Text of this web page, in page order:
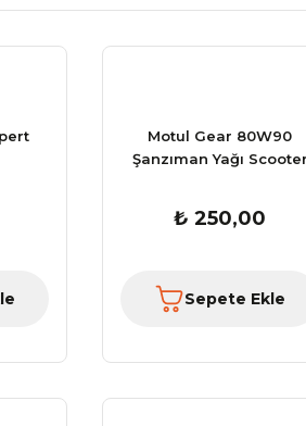
Motul Gear 80W90
Şanzıman Yağı Scooter
₺ 250,00
Sepete Ekle